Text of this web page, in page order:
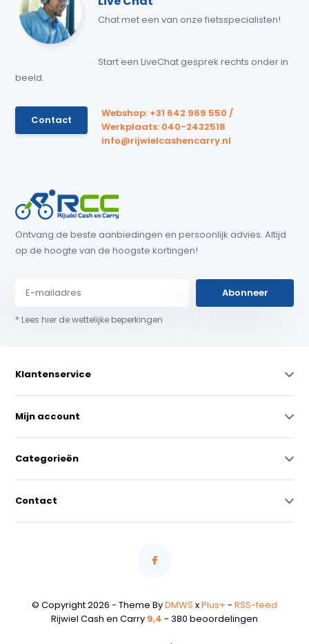
Chat met een van onze fietsspecialisten!
Start een LiveChat gesprek rechts onder in
beeld.
Contact
Webshop: +31 642 969 550 /
Werkplaats: 040-2432518
info@rijwielcashencarry.nl
Ontvang de beste aanbiedingen en persoonlijk advies. Altijd
op de hoogte van de hoogste kortingen!
Abonneer
* Lees hier de wettelijke beperkingen
Klantenservice
Mijn account
Categorieën
Contact
© Copyright 2026 - Theme ByDMWS xPlus+ - RSS-feed
Rijwiel Cash en Carry 9,4 - 380 beoordelingen